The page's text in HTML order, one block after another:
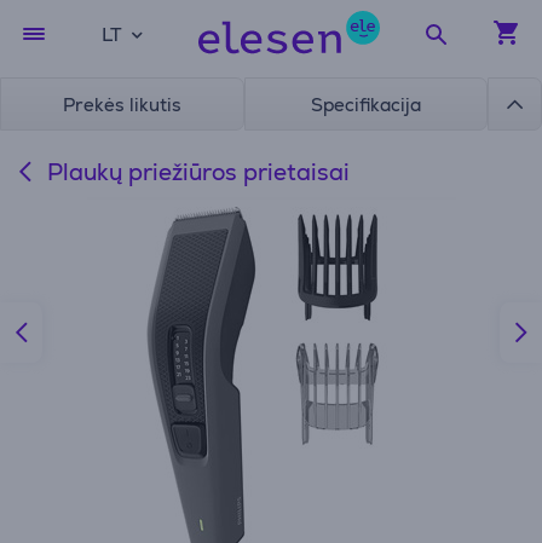
LT
Prekės likutis Specifikacija
Plaukų priežiūros prietaisai